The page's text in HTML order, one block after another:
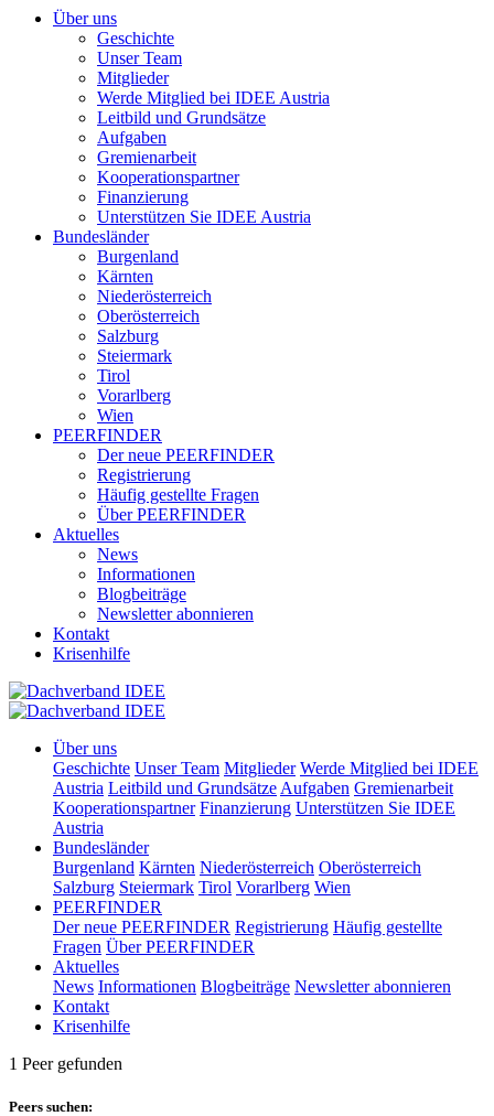
Über uns
Geschichte
Unser Team
Mitglieder
Werde Mitglied bei IDEE Austria
Leitbild und Grundsätze
Aufgaben
Gremienarbeit
Kooperationspartner
Finanzierung
Unterstützen Sie IDEE Austria
Bundesländer
Burgenland
Kärnten
Niederösterreich
Oberösterreich
Salzburg
Steiermark
Tirol
Vorarlberg
Wien
PEERFINDER
Der neue PEERFINDER
Registrierung
Häufig gestellte Fragen
Über PEERFINDER
Aktuelles
News
Informationen
Blogbeiträge
Newsletter abonnieren
Kontakt
Krisenhilfe
Über uns
Geschichte Unser Team Mitglieder Werde Mitglied bei IDEE
Austria Leitbild und Grundsätze Aufgaben Gremienarbeit
Kooperationspartner Finanzierung Unterstützen Sie IDEE
Austria
Bundesländer
Burgenland Kärnten Niederösterreich Oberösterreich
Salzburg Steiermark Tirol Vorarlberg Wien
PEERFINDER
Der neue PEERFINDER Registrierung Häufig gestellte
Fragen Über PEERFINDER
Aktuelles
News Informationen Blogbeiträge Newsletter abonnieren
Kontakt
Krisenhilfe
1 Peer gefunden
Peers suchen: